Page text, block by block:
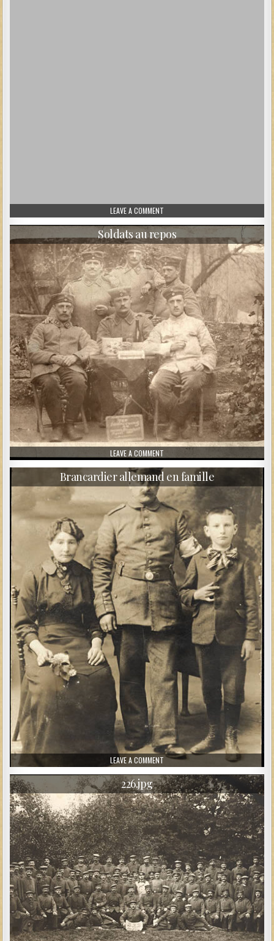
LEAVE A COMMENT
LEAVE A COMMENT ON SOLDATS AU REPOS
Soldats au repos
LEAVE A COMMENT ON BRANCARDIER ALLEMAND EN
Brancardier allemand en famille
226.jpg